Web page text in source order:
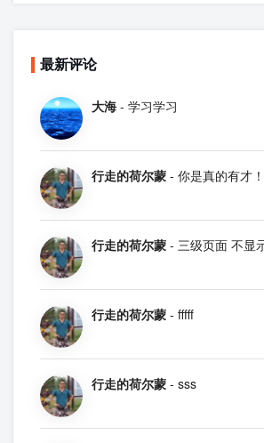
最新评论
大海 - 学习学习
行走的荷尔蒙 - 你是真的有才
行走的荷尔蒙 - 三级页面
行走的荷尔蒙 - fffff
行走的荷尔蒙 - sss